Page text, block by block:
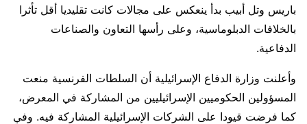
باريس وتل أبيب بدأ ينعكس على مجالات كانت تقليديا أقل تأثرا
بالخلافات الدبلوماسية، وعلى رأسها التعاون والصناعات
الدفاعية.
وأعلنت وزارة الدفاع الإسرائيلية أن السلطات الفرنسية منعت
المسؤولين الحكوميين الإسرائيليين من المشاركة في المعرض،
كما فرضت قيودا على الشركات الإسرائيلية المشاركة فيه. وفي